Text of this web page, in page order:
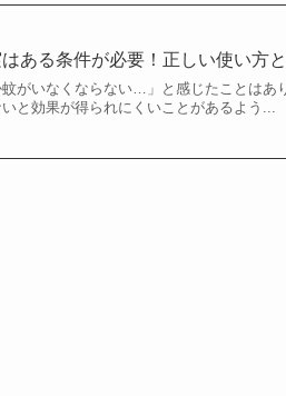
ある条件が必要！正しい使い方
蚊がいなくならない…」と感じたことはあ
と効果が得られにくいことがあるよう...